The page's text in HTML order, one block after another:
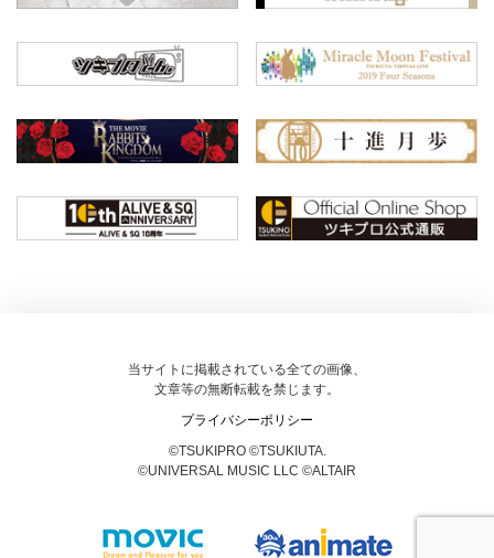
当サイトに掲載されている全ての画像、
文章等の無断転載を禁じます。
プライバシーポリシー
©TSUKIPRO ©TSUKIUTA.
©UNIVERSAL MUSIC LLC ©ALTAIR